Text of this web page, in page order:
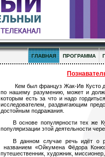
ГЛАВНАЯ ПРОГРАММА
Кем был француз Жак-Ив Кусто
по нашему разумению, может и
которым есть за что и надо
исследователем, раздвигающим
достойным подражания.
В основе популярности тех же
популяризации этой деятельности
В данном случае речь идёт о
названием «Ойкумена Фёдора
путешественник, художник,